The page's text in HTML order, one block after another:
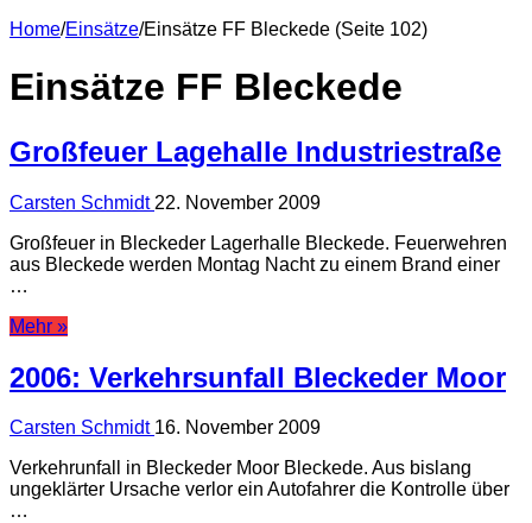
Home/Einsätze/Einsätze FF Bleckede (Seite 102)
Einsätze FF Bleckede
Großfeuer Lagehalle Industriestraße
Carsten Schmidt 22. November 2009
Großfeuer in Bleckeder Lagerhalle Bleckede. Feuerwehren
aus Bleckede werden Montag Nacht zu einem Brand einer
…
Mehr »
2006: Verkehrsunfall Bleckeder Moor
Carsten Schmidt 16. November 2009
Verkehrunfall in Bleckeder Moor Bleckede. Aus bislang
ungeklärter Ursache verlor ein Autofahrer die Kontrolle über
…